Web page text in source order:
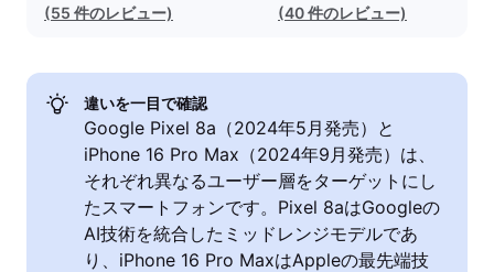
(55 件のレビュー)
(40 件のレビュー)
違いを一目で確認
Google Pixel 8a（2024年5月発売）と
iPhone 16 Pro Max（2024年9月発売）は、
それぞれ異なるユーザー層をターゲットにし
たスマートフォンです。Pixel 8aはGoogleの
AI技術を統合したミッドレンジモデルであ
り、iPhone 16 Pro MaxはAppleの最先端技